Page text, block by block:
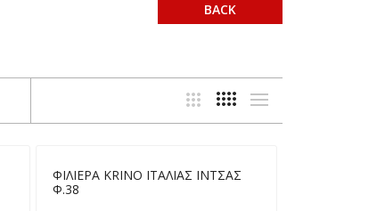
BACK
ΦΙΛΙΕΡΑ KRINO ΙΤΑΛΙΑΣ ΙΝΤΣΑΣ
Φ.38